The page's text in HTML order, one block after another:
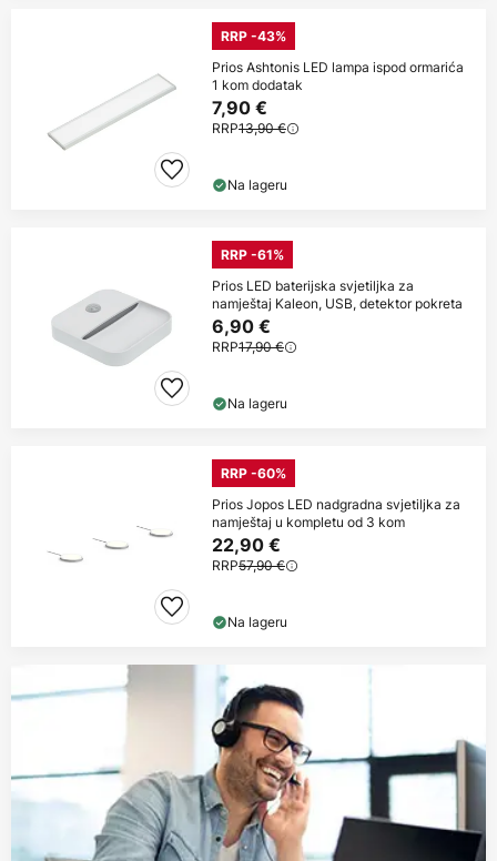
RRP -43%
Prios Ashtonis LED lampa ispod ormarića
1 kom dodatak
7,90 €
RRP13,90 €
Na lageru
RRP -61%
Prios LED baterijska svjetiljka za
namještaj Kaleon, USB, detektor pokreta
6,90 €
RRP17,90 €
Na lageru
RRP -60%
Prios Jopos LED nadgradna svjetiljka za
namještaj u kompletu od 3 kom
22,90 €
RRP57,90 €
Na lageru